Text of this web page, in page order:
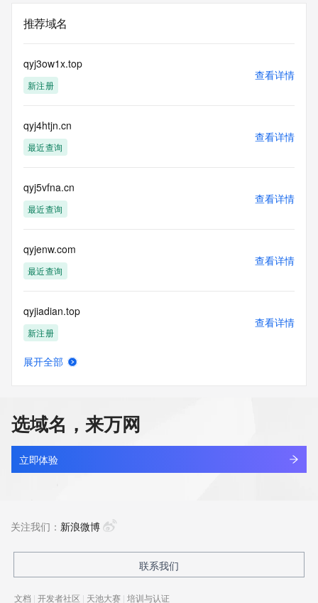
推荐域名
qyj3ow1x.top
新注册
查看详情
qyj4htjn.cn
最近查询
查看详情
qyj5vfna.cn
最近查询
查看详情
qyjenw.com
最近查询
查看详情
qyjiadian.top
新注册
查看详情
qyjoc.com
新注册
查看详情
新注册
展开全部
选域名，来万网
立即体验
关注我们： 新浪微博
联系我们
文档 | 开发者社区 | 天池大赛 | 培训与认证